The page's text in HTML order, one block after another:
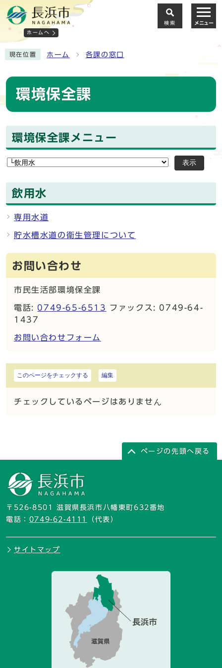
ホームへ
検索 メニュー
現在位置 ホーム 各課の窓口
環境保全課
環境保全課メニュー
表示
飲用水
専用水道
貯水槽水道の衛生管理について
お問い合わせ
市民生活部環境保全課
電話: 0749-65-6513
ファックス: 0749-64-
1437
お問い合わせフォーム
このページをチェックする 編集
チェックしているページはありません
ページの先頭へ戻る
〒526-8501 滋賀県長浜市八幡東町632番地
電話： 0749-62-4111 （代表）
サイトマップ